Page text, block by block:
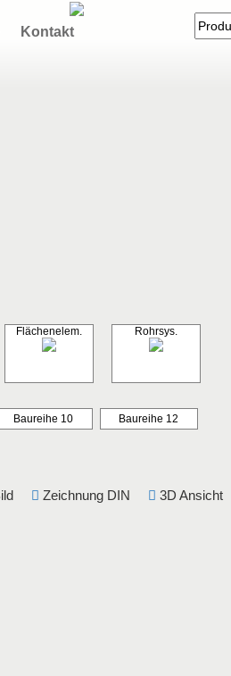
Kontakt
Flächenelem. Rohrsys.
Baureihe 10 Baureihe 12
Zeichnung DIN 3D Ansicht